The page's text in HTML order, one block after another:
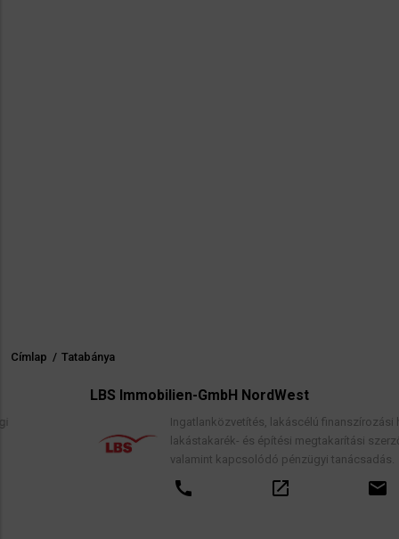
Morzsa
Címlap / Tatabánya
LBS Immobilien-GmbH NordWest
Ingatlanközvetítés, lakáscélú finanszírozási hitelek,
lakástakarék- és építési megtakarítási szerződések,
valamint kapcsolódó pénzügyi tanácsadás.